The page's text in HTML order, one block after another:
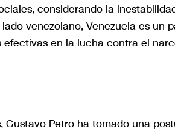
considerando la
venezolano, Venezuela es un
efectivas en la lucha contra el
Gustavo Petro ha tomado una